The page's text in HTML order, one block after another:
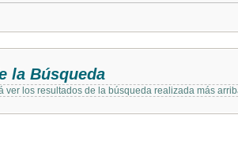
la Búsqueda
ver los resultados de la búsqueda realizada más